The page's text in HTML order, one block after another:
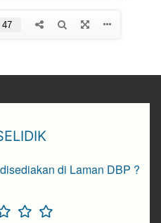
di Laman DBP ?